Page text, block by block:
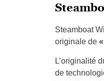
Steamboat
originale de
L’originalité
de